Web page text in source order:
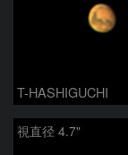
T-HASHIGUCHI
視直径 4.7"